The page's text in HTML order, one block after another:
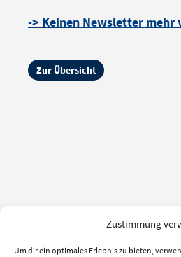
Zustimmung
Um dir ein optimales Erlebnis zu bieten,
-> Keinen Newsletter mehr
Zur Übersicht